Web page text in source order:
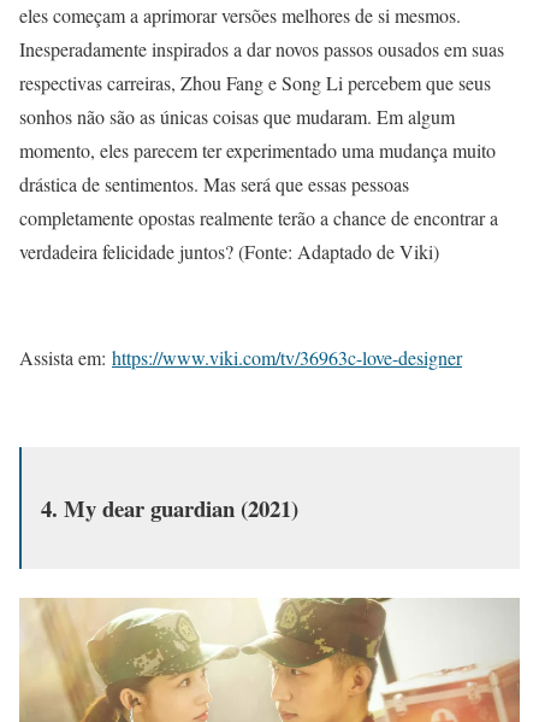
eles começam a aprimorar versões melhores de si mesmos.
Inesperadamente inspirados a dar novos passos ousados em suas
respectivas carreiras, Zhou Fang e Song Li percebem que seus
sonhos não são as únicas coisas que mudaram. Em algum
momento, eles parecem ter experimentado uma mudança muito
drástica de sentimentos. Mas será que essas pessoas
completamente opostas realmente terão a chance de encontrar a
verdadeira felicidade juntos?(Fonte: Adaptado de Viki)
Assista em: https://www.viki.com/tv/36963c-love-designer
4. My dear guardian (2021)